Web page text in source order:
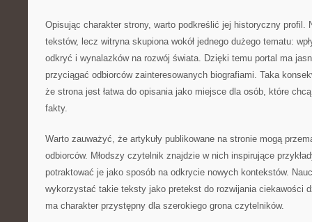
Opisując charakter strony, warto podkreślić jej historyczny profil.
tekstów, lecz witryna skupiona wokół jednego dużego tematu:
odkryć i wynalazków na rozwój świata. Dzięki temu portal ma
przyciągać odbiorców zainteresowanych biografiami. Taka
że strona jest łatwa do opisania jako miejsce dla osób, które
fakty.
Warto zauważyć, że artykuły publikowane na stronie mogą
odbiorców. Młodszy czytelnik znajdzie w nich inspirujące
potraktować je jako sposób na odkrycie nowych kontekstów.
wykorzystać takie teksty jako pretekst do rozwijania ciekawości
ma charakter przystępny dla szerokiego grona czytelników.